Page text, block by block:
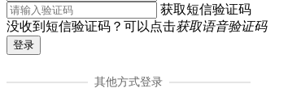
获取短信验证码
没收到短信验证码？可以点击获取语音验证码
登录
其他方式登录